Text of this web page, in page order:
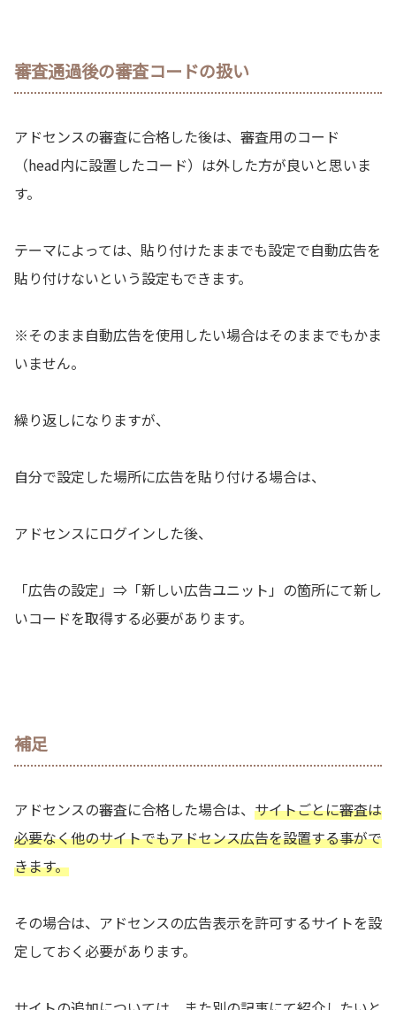
審査通過後の審査コードの扱い
アドセンスの審査に合格した後は、審査用のコード
（head内に設置したコード）は外した方が良いと思いま
す。
テーマによっては、貼り付けたままでも設定で自動広告を
貼り付けないという設定もできます。
※そのまま自動広告を使用したい場合はそのままでもかま
いません。
繰り返しになりますが、
自分で設定した場所に広告を貼り付ける場合は、
アドセンスにログインした後、
「広告の設定」⇒「新しい広告ユニット」の箇所にて新し
いコードを取得する必要があります。
補足
アドセンスの審査に合格した場合は、 サイトごとに審査は
必要なく他のサイトでもアドセンス広告を設置する事がで
きます。
その場合は、アドセンスの広告表示を許可するサイトを設
定しておく必要があります。